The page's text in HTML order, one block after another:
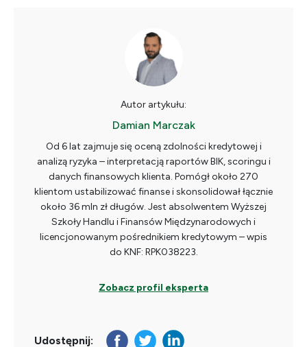
Autor artykułu:
Damian Marczak
Od 6 lat zajmuje się oceną zdolności kredytowej i
analizą ryzyka – interpretacją raportów BIK, scoringu i
danych finansowych klienta. Pomógł około 270
klientom ustabilizować finanse i skonsolidował łącznie
około 36 mln zł długów. Jest absolwentem Wyższej
Szkoły Handlu i Finansów Międzynarodowych i
licencjonowanym pośrednikiem kredytowym – wpis
do KNF: RPK038223.
Zobacz profil eksperta
Udostępnij: